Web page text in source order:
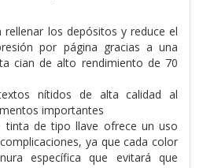
rellenar los depósitos y reduce el
por página gracias a una
cian de alto rendimiento de 70
nítidos de alta calidad al
importantes
tinta de tipo llave ofrece un uso
ya que cada color
específica que evitará que